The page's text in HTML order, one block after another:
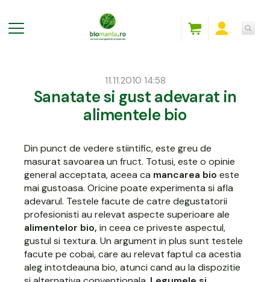
Sanatate si gust adevarat in
alimentele bio
11.11.2010 14:58
Din punct de vedere stiintific, este greu de
masurat savoarea un fruct. Totusi, este o opinie
general acceptata, aceea ca mancarea bioeste
mai gustoasa. Oricine poate experimenta si afla
adevarul. Testele facute de catre degustatorii
profesionisti au relevat aspecte superioare ale
alimentelor bio,in ceea ce priveste aspectul,
gustul si textura. Un argument in plus sunt testele
facute pe cobai, care au relevat faptul ca acestia
aleg intotdeauna bio, atunci cand au la dispozitie